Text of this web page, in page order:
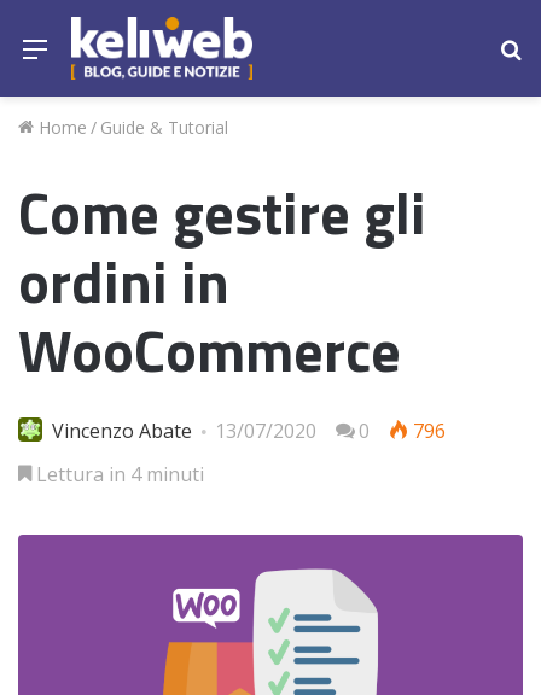
Menu
Home / Guide & Tutorial
Come gestire gli
ordini in
WooCommerce
Vincenzo Abate 13/07/2020 0
796
Lettura in 4 minuti